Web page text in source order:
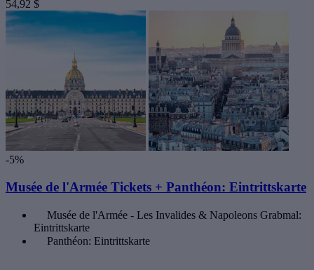
54,92 $
-5%
Musée de l'Armée Tickets + Panthéon: Eintrittskarte
Musée de l'Armée - Les Invalides & Napoleons Grabmal:
Eintrittskarte
Panthéon: Eintrittskarte